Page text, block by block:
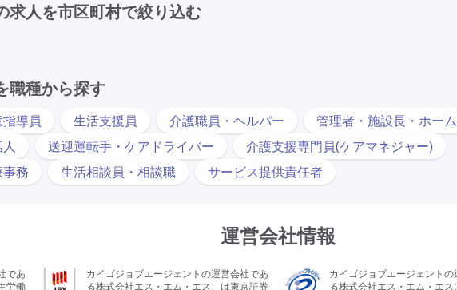
求人を市区町村で絞り込む
職種から探す
指導員 生活支援員 介護職員・ヘルパー
管理者・施設長・ホー
送迎運転手・ケアドライバー
介護支援専門員(ケアマネジャー)
務 生活相談員・相談職 サービス提供責任者
運営会社情報
であ
労働
カイゴジョブエージェントの運営会社であ
る株式会社エス・エム・エス、は東京証券
カイゴジョブエージェント
る株式会社エス・エム・エ